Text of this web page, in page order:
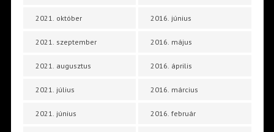
2021. október
2021. szeptember
2021. augusztus
2021. július
2021. június
2016. június
2016. május
2016. április
2016. március
2016. február